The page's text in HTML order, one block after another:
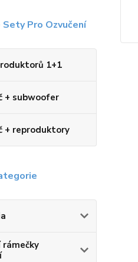
Sety Pro Ozvučení
1+1
+ subwoofer
+ reproduktory
rámečky